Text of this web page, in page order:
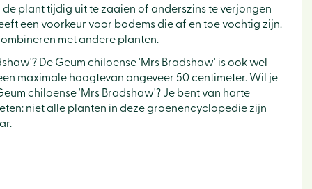
plant tijdig uit te zaaien of anderszins te verjongen
een voorkeur voor bodems die af en toe vochtig zijn.
met andere planten.
De Geum chiloense 'Mrs Bradshaw' is ook wel
maximale hoogtevan ongeveer 50 centimeter. Wil je
chiloense 'Mrs Bradshaw'? Je bent van harte
niet alle planten in deze groenencyclopedie zijn